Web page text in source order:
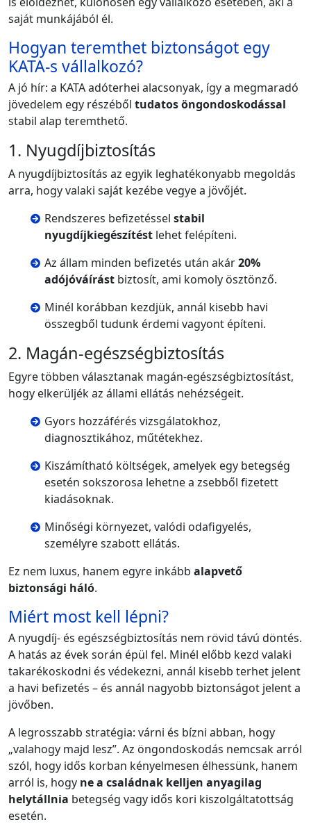
saját munkájából él.
Hogyan teremthet biztonságot egy
KATA-s vállalkozó?
A jó hír: a KATA adóterhei alacsonyak, így a megmaradó
jövedelem egy részéből tudatos öngondoskodással
stabil alap teremthető.
1. Nyugdíjbiztosítás
A nyugdíjbiztosítás az egyik leghatékonyabb megoldás
arra, hogy valaki saját kezébe vegye a jövőjét.
Rendszeres befizetéssel stabil
nyugdíjkiegészítést lehet felépíteni.
Az állam minden befizetés után akár20%
adójóváírást biztosít, ami komoly ösztönző.
Minél korábban kezdjük, annál kisebb havi
összegből tudunk érdemi vagyont építeni.
2. Magán-egészségbiztosítás
Egyre többen választanak magán-egészségbiztosítást,
hogy elkerüljék az állami ellátás nehézségeit.
Gyors hozzáférés vizsgálatokhoz,
diagnosztikához, műtétekhez.
Kiszámítható költségek, amelyek egy betegség
esetén sokszorosa lehetne a zsebből fizetett
kiadásoknak.
Minőségi környezet, valódi odafigyelés,
személyre szabott ellátás.
Ez nem luxus, hanem egyre inkább alapvető
biztonsági háló.
Miért most kell lépni?
A nyugdíj- és egészségbiztosítás nem rövid távú döntés.
A hatás az évek során épül fel. Minél előbb kezd valaki
takarékoskodni és védekezni, annál kisebb terhet jelent
a havi befizetés – és annál nagyobb biztonságot jelent a
jövőben.
A legrosszabb stratégia: várni és bízni abban, hogy
„valahogy majd lesz”. Az öngondoskodás nemcsak arról
szól, hogy idős korban kényelmesen élhessünk, hanem
arról is, hogy ne a családnak kelljen anyagilag
helytállnia betegség vagy idős kori kiszolgáltatottság
esetén.